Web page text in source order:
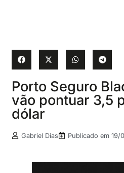
Porto Seguro
vão pontuar 3,5
dólar
Gabriel Dias Publicado em19/